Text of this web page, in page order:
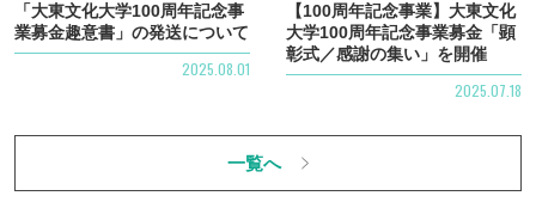
「大東文化大学100周年記念事
業募金趣意書」の発送について
2025.08.01
【100周年記念事業】大東文化
大学100周年記念事業募金「顕
彰式／感謝の集い」を開催
2025.07.18
一覧へ